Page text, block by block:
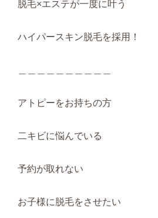
脱毛×エステが一度に叶う
ハイパースキン脱毛を採用！
アトピーをお持ちの方
二キビに悩んでいる
予約が取れない
お子様に脱毛をさせたい